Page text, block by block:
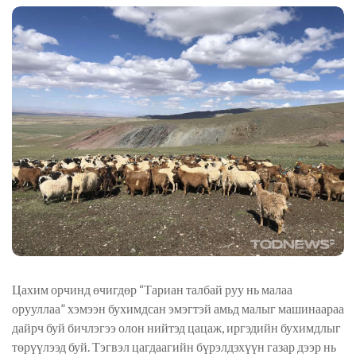
Цахим орчинд өчигдөр “Тариан талбай руу нь малаа
орууллаа” хэмээн бухимдсан эмэгтэй амьд малыг машинаараа
дайрч буй бичлэгээ олон нийтэд цацаж, иргэдийн бухимдлыг
төрүүлээд буй. Тэгвэл цагдаагийн бүрэлдэхүүн газар дээр нь